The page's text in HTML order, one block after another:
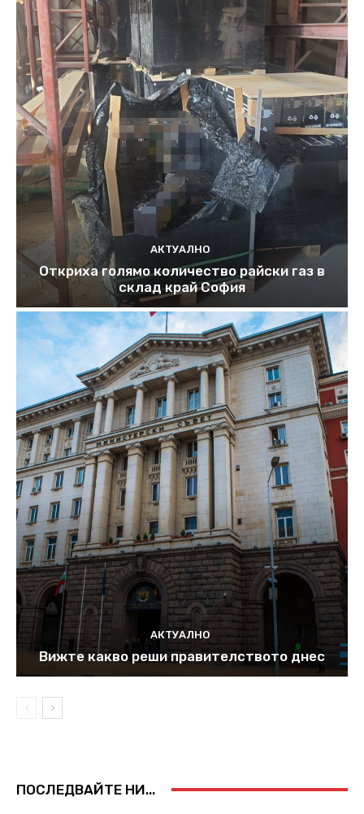
АКТУАЛНО
Откриха голямо количество райски газ в
склад край София
АКТУАЛНО
Вижте какво реши правителството днес
ПОСЛЕДВАЙТЕ НИ...